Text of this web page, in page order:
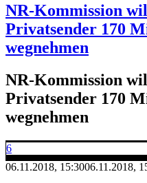
NR-Kommission
Privatsender 170
wegnehmen
NR-Kommission
Privatsender 170
wegnehmen
6
06.11.2018, 15:3006.11.2018,